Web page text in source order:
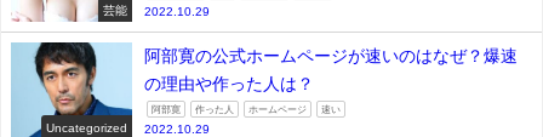
芸能 2022.10.29
Uncategorized
阿部寛の公式ホームページが速いのはなぜ？爆速
の理由や作った人は？
阿部寛 作った人 ホームページ 速い
2022.10.29